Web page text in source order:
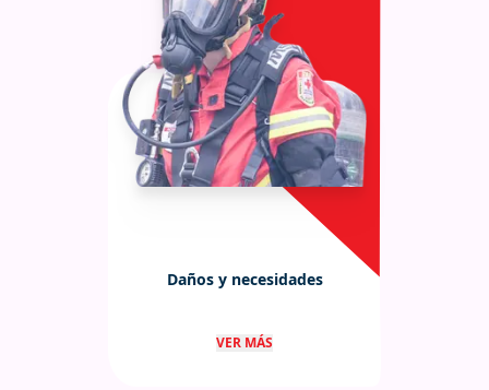
Daños y necesidades
Evaluación de daños y necesidades
VER MÁS